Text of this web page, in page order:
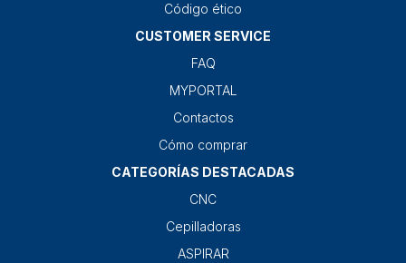
Código ético
CUSTOMER SERVICE
FAQ
MYPORTAL
Contactos
Cómo comprar
CATEGORÍAS DESTACADAS
CNC
Cepilladoras
ASPIRAR